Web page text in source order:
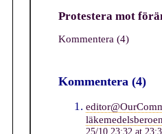
Protestera mot
Kommentera (4)
Kommentera (4)
25/10 23:32 at